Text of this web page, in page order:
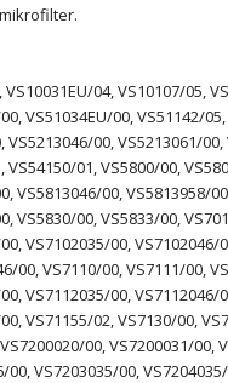
04, VS10107/05,
VS51034EU/00, VS51142/
00, VS5213061/
01, VS5800/00,
VS5813046/00, VS5813958/
VS5830/00, VS5833/00,
VS7102035/00, VS7102046/
00, VS7110/00, VS7111/00,
VS7112035/00, VS7112046/
VS71155/02, VS7130/00,
00, VS7200031/00,
VS7203035/00,